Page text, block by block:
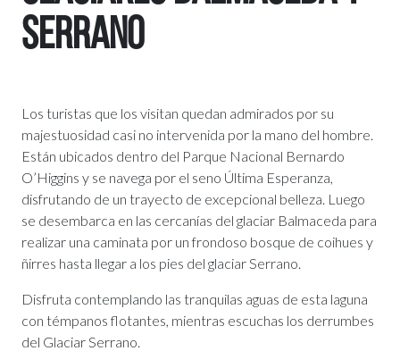
Serrano
Los turistas que los visitan quedan admirados por su
majestuosidad casi no intervenida por la mano del hombre.
Están ubicados dentro del Parque Nacional Bernardo
O’Higgins y se navega por el seno Última Esperanza,
disfrutando de un trayecto de excepcional belleza. Luego
se desembarca en las cercanías del glaciar Balmaceda para
realizar una caminata por un frondoso bosque de coihues y
ñirres hasta llegar a los pies del glaciar Serrano.
Disfruta contemplando las tranquilas aguas de esta laguna
con témpanos flotantes, mientras escuchas los derrumbes
del Glaciar Serrano.